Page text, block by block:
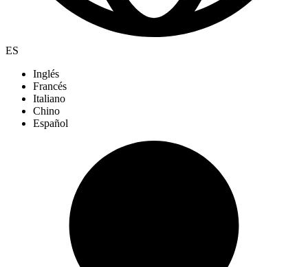
ES
Inglés
Francés
Italiano
Chino
Español